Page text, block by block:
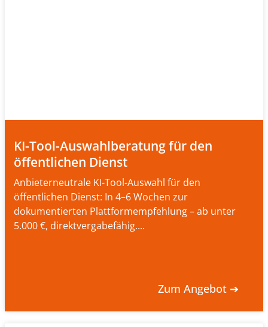
KI-Tool-Auswahlberatung für den
öffentlichen Dienst
Anbieterneutrale KI-Tool-Auswahl für den
öffentlichen Dienst: In 4–6 Wochen zur
dokumentierten Plattformempfehlung – ab unter
5.000 €, direktvergabefähig....
Zum Angebot ➔